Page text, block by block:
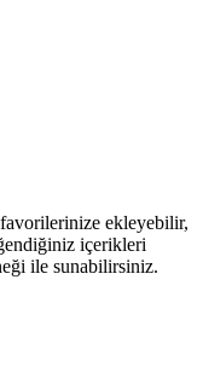
ekleyebilir,
içerikleri
ile sunabilirsiniz.